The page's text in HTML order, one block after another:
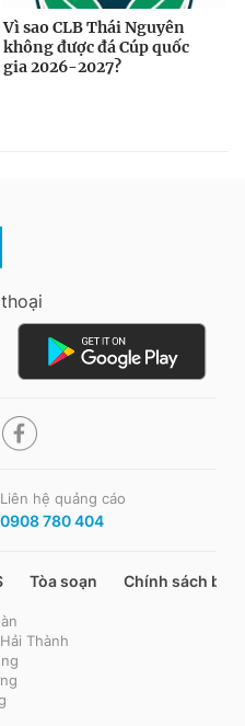
Liên hệ quảng cáo
0908 780 404
Tòa soạn Chính sách bảo
Thành